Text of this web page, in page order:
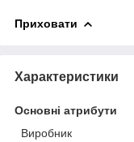
Приховати
Характеристики
Основні атрибути
Виробник